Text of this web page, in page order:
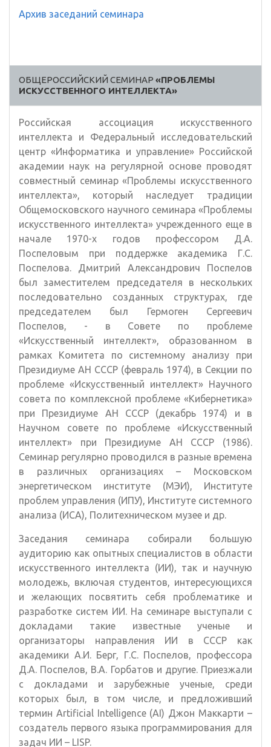
Архив заседаний семинара
ОБЩЕРОССИЙСКИЙ СЕМИНАР «ПРОБЛЕМЫ
ИСКУССТВЕННОГО ИНТЕЛЛЕКТА»
Российская ассоциация искусственного
интеллекта и Федеральный исследовательский
центр «Информатика и управление» Российской
академии наук на регулярной основе проводят
совместный семинар «Проблемы искусственного
интеллекта», который наследует традиции
Общемосковского научного семинара «Проблемы
искусственного интеллекта» учрежденного еще в
начале 1970-х годов профессором Д.А.
Поспеловым при поддержке академика Г.С.
Поспелова. Дмитрий Александрович Поспелов
был заместителем председателя в нескольких
последовательно созданных структурах, где
председателем был Гермоген Сергеевич
Поспелов, - в Совете по проблеме
«Искусственный интеллект», образованном в
рамках Комитета по системному анализу при
Президиуме АН СССР (февраль 1974), в Секции по
проблеме «Искусственный интеллект» Научного
совета по комплексной проблеме «Кибернетика»
при Президиуме АН СССР (декабрь 1974) и в
Научном совете по проблеме «Искусственный
интеллект» при Президиуме АН СССР (1986).
Семинар регулярно проводился в разные времена
в различных организациях – Московском
энергетическом институте (МЭИ), Институте
проблем управления (ИПУ), Институте системного
анализа (ИСА), Политехническом музее и др.
Заседания семинара собирали большую
аудиторию как опытных специалистов в области
искусственного интеллекта (ИИ), так и научную
молодежь, включая студентов, интересующихся
и желающих посвятить себя проблематике и
разработке систем ИИ. На семинаре выступали с
докладами такие известные ученые и
организаторы направления ИИ в СССР как
академики А.И. Берг, Г.С. Поспелов, профессора
Д.А. Поспелов, В.А. Горбатов и другие. Приезжали
с докладами и зарубежные ученые, среди
которых был, в том числе, и предложивший
термин Artificial Intelligence (AI) Джон Маккарти –
создатель первого языка программирования для
задач ИИ – LISP.